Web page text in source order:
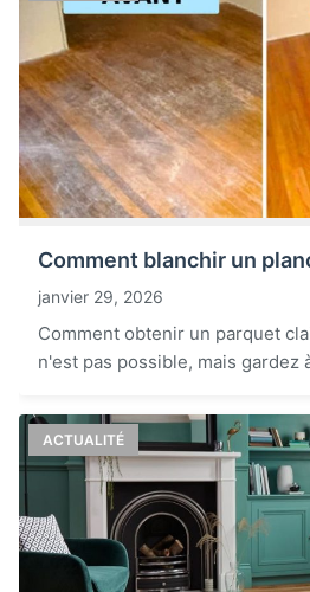
Comment blanchir un
janvier 29, 2026
Comment obtenir un parquet
n'est pas possible, mais gardez
ACTUALITÉ